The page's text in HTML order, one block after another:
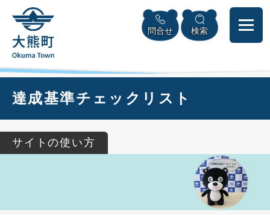
頭
メニューを飛ばして本文へ
問合せ 検索
達成基準チェックリスト
サイトの使い方